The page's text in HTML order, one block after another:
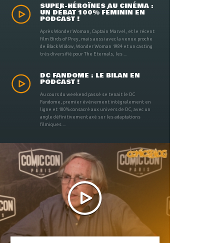
SUPER-HÉROÏNES AU CINÉMA :
UN DÉBAT 100% FÉMININ EN
PODCAST !
Après Wonder Woman, Captain Marvel, et le récent
film Birds of Prey, mais aussi avec la venue proche
de Black Widow, Wonder Woman 1984 et un casting
très diversifié pour The Eternals, les ...
DC FANDOME : LE BILAN EN
PODCAST !
Au cours du weekend passé se tenait le DC
Fandome, premier évènement intégralement en
ligne et 100% consacré aux univers de DC, avec un
angle définitivement axé sur les adaptations
filmiques ...